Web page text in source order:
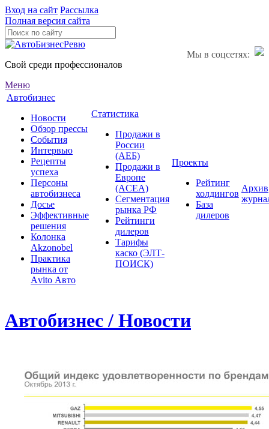
Вход на сайт Рассылка
Полная версия сайта
Мы в соцсетях:
Свой среди профессионалов
Меню
Автобизнес
Новости
Обзор прессы
События
Интервью
Рецепты
успеха
Персоны
автобизнеса
Досье
Эффективные
решения
Колонка
Akzonobel
Практика
рынка от
Аvito Авто
Статистика
Продажи в
России
(АЕБ)
Продажи в
Европе
(ACEA)
Сегментация
рынка РФ
Рейтинги
дилеров
Тарифы
каско (ЭЛТ-
ПОИСК)
Проекты
Рейтинг
холдингов
База
дилеров
Архив
Автобизнес / Новости